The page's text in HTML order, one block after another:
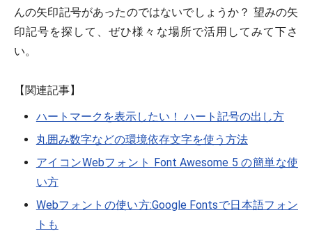
んの矢印記号があったのではないでしょうか？ 望みの矢
印記号を探して、ぜひ様々な場所で活用してみて下さ
い。
【関連記事】
ハートマークを表示したい！ ハート記号の出し方
丸囲み数字などの環境依存文字を使う方法
アイコンWebフォント Font Awesome 5 の簡単な使
い方
Webフォントの使い方:Google Fontsで日本語フォン
トも